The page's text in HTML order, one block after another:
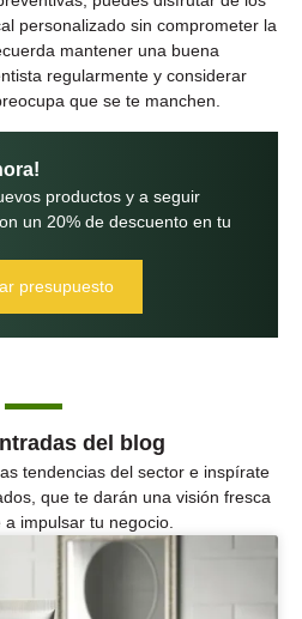
personalizado sin comprometer la
mantener una buena
regularmente y considerar
que se te manchen.
productos y a seguir
un 20% de descuento en tu
presupuesto
del blog
tendencias del sector e inspírate
que te darán una visión fresca
impulsar tu negocio.